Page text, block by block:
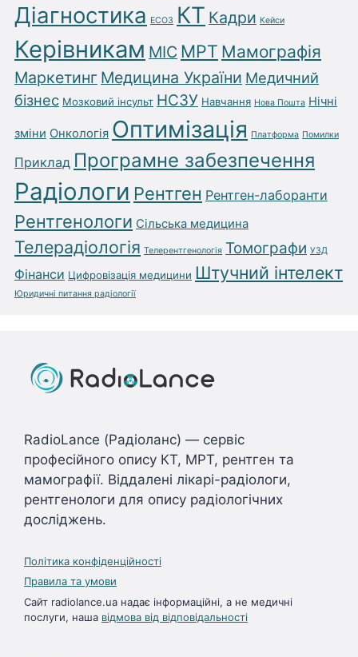
Діагностика ЕСОЗ КТ Кадри Кейси
Керівникам МІС МРТ Мамографія
Маркетинг Медицина України Медичний
бізнес Мозковий інсульт НСЗУ Навчання Нова Пошта Нічні
зміни Онкологія Оптимізація Платформа Помилки
Приклад Програмне забезпечення
Радіологи Рентген Рентген-лаборанти
Рентгенологи Сільська медицина
Телерадіологія Телерентгенологія Томографи УЗД
Фінанси Цифровізація медицини Штучний інтелект
Юридичні питання радіології
RadioLance (Радіоланс) — сервіс
професійного опису КТ, МРТ, рентген та
мамографії. Віддалені лікарі-радіологи,
рентгенологи для опису радіологічних
досліджень.
Політика конфіденційності
Правила та умови
Сайт radiolance.ua надає інформаційні, а не медичні
послуги, наша відмова від відповідальності